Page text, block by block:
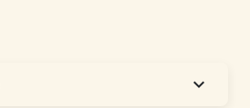
expand_more